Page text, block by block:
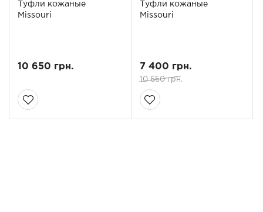
Туфли кожаные
Missouri
10 650 грн.
Туфли кожаные
Missouri
7 400 грн.
10 650 грн.